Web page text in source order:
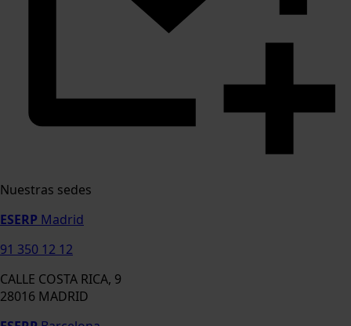
Nuestras sedes
ESERP Madrid
91 350 12 12
CALLE COSTA RICA, 9
28016 MADRID